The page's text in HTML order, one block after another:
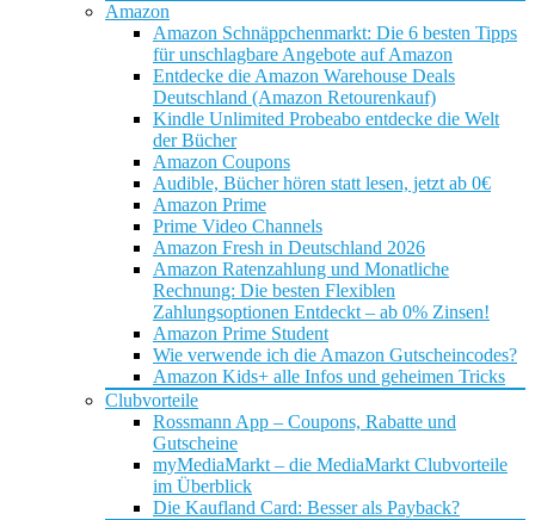
Amazon
Amazon Schnäppchenmarkt: Die 6 besten Tipps
für unschlagbare Angebote auf Amazon
Entdecke die Amazon Warehouse Deals
Deutschland (Amazon Retourenkauf)
Kindle Unlimited Probeabo entdecke die Welt
der Bücher
Amazon Coupons
Audible, Bücher hören statt lesen, jetzt ab 0€
Amazon Prime
Prime Video Channels
Amazon Fresh in Deutschland 2026
Amazon Ratenzahlung und Monatliche
Rechnung: Die besten Flexiblen
Zahlungsoptionen Entdeckt – ab 0% Zinsen!
Amazon Prime Student
Wie verwende ich die Amazon Gutscheincodes?
Amazon Kids+ alle Infos und geheimen Tricks
Clubvorteile
Rossmann App – Coupons, Rabatte und
Gutscheine
myMediaMarkt – die MediaMarkt Clubvorteile
im Überblick
Die Kaufland Card: Besser als Payback?